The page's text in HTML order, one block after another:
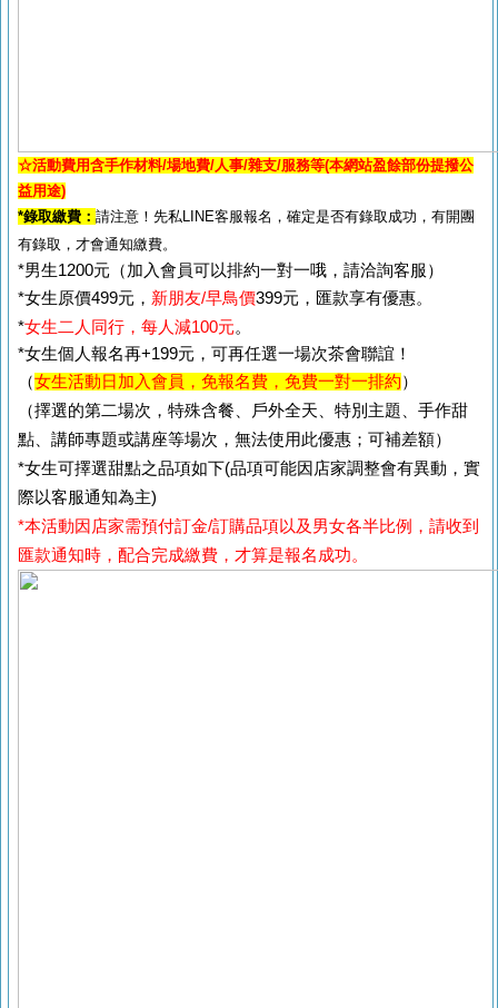
☆活動費用含手作材料/場地費/人事/雜支/服務等(本網站盈餘部份提撥公
益用途)
*錄取繳費： 請注意！先私LINE客服報名，確定是否有錄取成功，有開團
有錄取，才會通知繳費。
*男生1200元（加入會員可以排約一對一哦，請洽詢客服）
*女生原價499元， 新朋友/早鳥價399元，匯款享有優惠。
*女生二人同行，每人減100元。
*女生個人報名再+199元，可再任選一場次茶會聯誼！
（女生活動日加入會員，免報名費，免費一對一排約）
（擇選的第二場次，特殊含餐、戶外全天、特別主題、手作甜
點、講師專題或講座等場次，無法使用此優惠；可補差額）
*女生可擇選甜點之品項如下(品項可能因店家調整會有異動，實
際以客服通知為主)
*本活動因店家需預付訂金/訂購品項以及男女各半比例，請收到
匯款通知時，配合完成繳費，才算是報名成功。